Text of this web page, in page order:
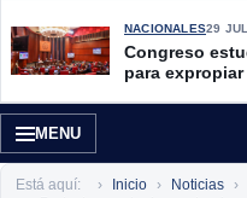
NACIONALES29
Congreso
para
MENU
Está aquí: Inicio Noticias